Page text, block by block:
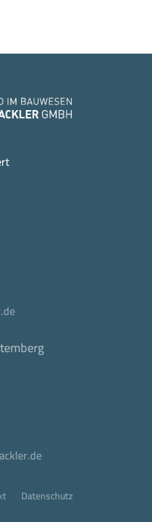
Datenschutz